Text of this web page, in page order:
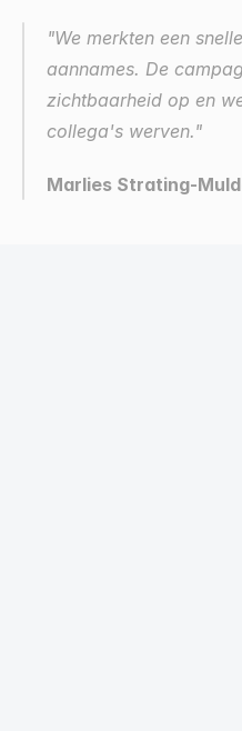
"We merkten een
aannames. De
zichtbaarheid op en
collega's werven."
Marlies Strating-